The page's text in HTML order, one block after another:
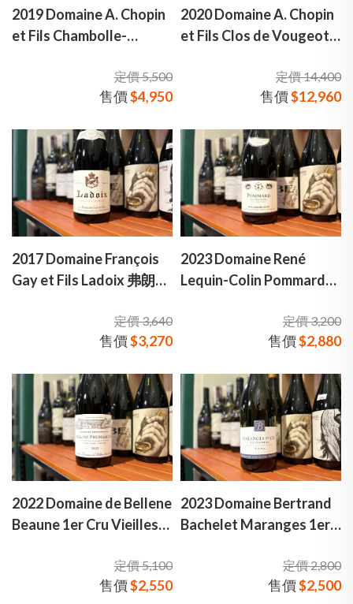
2019 Domaine A. Chopin
et Fils Chambolle-
酒莊 香波-蜜思妮 村莊級
定價 5,500
售價$4,950
2020 Domaine A. Chopin
et Fils Clos de Vougeot
梧玖特級園 紅酒定價 14,400
售價$12,960
2017 Domaine François
Gay et Fils Ladoix 弗朗索
定價 3,640
售價$3,270
2023 Domaine René
Lequin-Colin Pommard
定價 3,200
售價$2,880
2022 Domaine de Bellene
Beaune 1er Cru Vieilles
一級園 老藤 弗朗索瓦絲·
波特致敬款 紅酒
定價 5,100
售價$2,550
2023 Domaine Bertrand
Bachelet Maranges 1er
朗日一級園 弗希耶 白酒
定價 2,800
售價$2,500